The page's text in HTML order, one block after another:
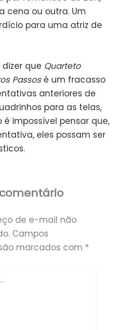
cena ou outra. Um
para uma atriz de
que Quarteto
Passosé um fracasso
anteriores de
para as telas,
impossível pensar que,
eles possam ser
de e-mail não
Campos
marcados com *